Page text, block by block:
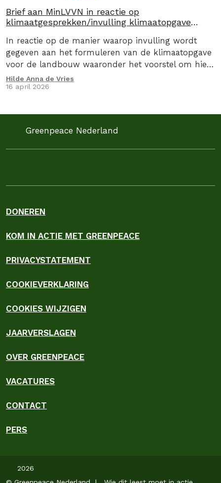
Brief aan MinLVVN in reactie op
klimaatgesprekken/invulling klimaatopgave
In reactie op de manier waarop invulling wordt
gegeven aan het formuleren van de klimaatopgave
voor de landbouw waaronder het voorstel om hier
via een convenant invulling aan te geven, stuurden
we op 16 april 2026, samen met de Caring Farmers
Minister van Landbouw, Visserij, Voedselzekerheid…
Hilde Anna de Vries
16 april 2026
Greenpeace Nederland
DONEREN
KOM IN ACTIE MET GREENPEACE
PRIVACYSTATEMENT
COOKIEVERKLARING
COOKIES WIJZIGEN
JAARVERSLAGEN
OVER GREENPEACE
VACATURES
CONTACT
PERS
2026